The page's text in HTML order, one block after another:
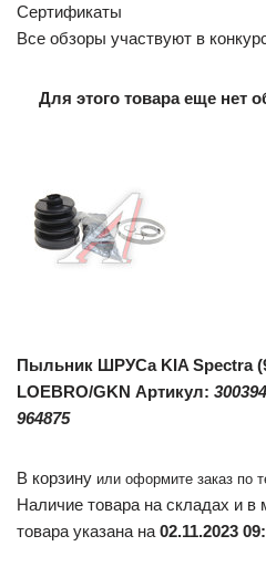
Сертификаты
Все обзоры участвуют в
Для этого товара еще нет
Пыльник ШРУСа KIA Spectra
LOEBRO/GKN Артикул:
964875
В корзину или оформите заказ по
Наличие товара на складах и в
товара указана на 02.11.2023